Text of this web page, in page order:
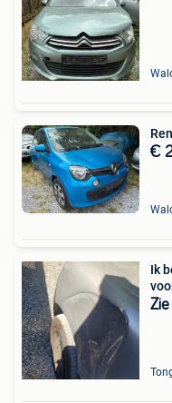
€
Ik